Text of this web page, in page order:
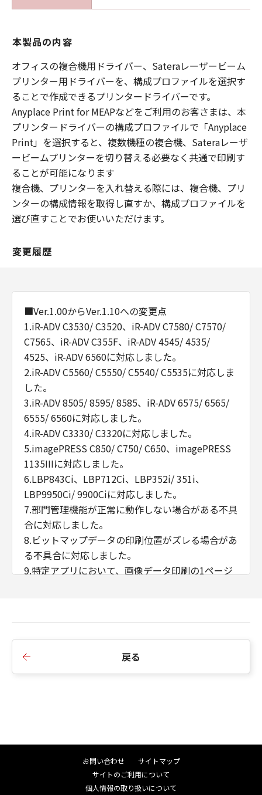
本製品の内容
オフィスの複合機用ドライバー、Sateraレーザービーム
プリンター用ドライバーを、構成プロファイルを選択す
ることで作成できるプリンタードライバーです。
Anyplace Print for MEAPなどをご利用のお客さまは、本
プリンタードライバーの構成プロファイルで「Anyplace
Print」を選択すると、複数機種の複合機、Sateraレーザ
ービームプリンターを切り替える必要なく共通で印刷す
ることが可能になります
複合機、プリンターを入れ替える際には、複合機、プリ
ンターの構成情報を取得し直すか、構成プロファイルを
選び直すことでお使いいただけます。
変更履歴
■Ver.1.00からVer.1.10への変更点
1.iR-ADV C3530/ C3520、iR-ADV C7580/ C7570/
C7565、iR-ADV C355F、iR-ADV 4545/ 4535/
4525、iR-ADV 6560に対応しました。
2.iR-ADV C5560/ C5550/ C5540/ C5535に対応しま
した。
3.iR-ADV 8505/ 8595/ 8585、iR-ADV 6575/ 6565/
6555/ 6560に対応しました。
4.iR-ADV C3330/ C3320に対応しました。
5.imagePRESS C850/ C750/ C650、imagePRESS
1135IIIに対応しました。
6.LBP843Ci、LBP712Ci、LBP352i/ 351i、
LBP9950Ci/ 9900Ciに対応しました。
7.部門管理機能が正常に動作しない場合がある不具
合に対応しました。
8.ビットマップデータの印刷位置がズレる場合があ
る不具合に対応しました。
9.特定アプリにおいて、画像データ印刷の1ページ
てしまう不具合に対応しました。
11.はがき用紙サイズの出力時間が遅くなる不具合
識しない場合がある不具合に対応しました。
14.マルチリンガル対応の仕様を変更しました。
戻る
お問い合わせ
サイトマップ
サイトのご利用について
個人情報の取り扱いについて